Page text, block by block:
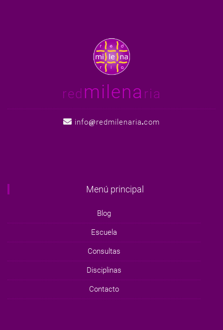
red milena ria
info redmilenaria com
Menú principal
Blog
Escuela
Consultas
Disciplinas
Contacto